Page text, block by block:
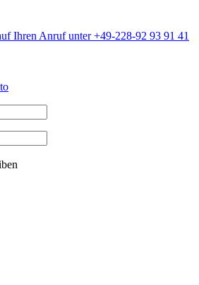
Ihren Anruf unter +49-228-92 93 91 41